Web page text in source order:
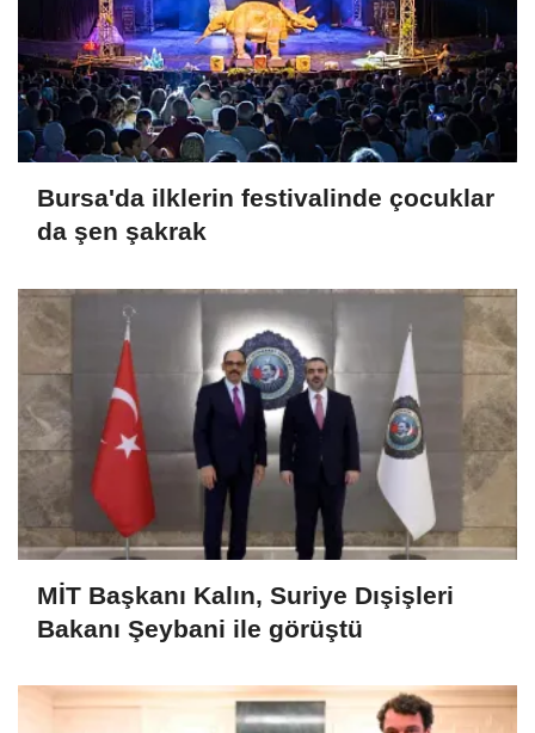
Bursa'da ilklerin festivalinde çocuklar
da şen şakrak
MİT Başkanı Kalın, Suriye Dışişleri
Bakanı Şeybani ile görüştü